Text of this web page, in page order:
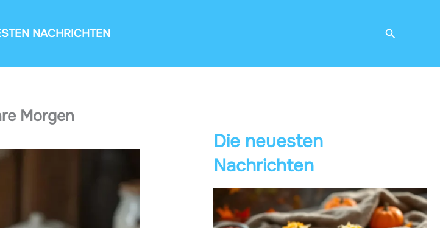
NACHRICHTEN Suchen
Morgen
Die neuesten
Nachrichten